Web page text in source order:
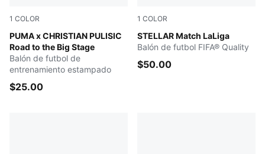
1 COLOR
PUMA x CHRISTIAN PULISIC
Road to the Big Stage
PUMA White-Blazing Blue-Fast Red
Balón de futbol de
entrenamiento estampado
$25.00
1 COLOR
STELLAR Match LaLiga
PUMA White-multicolor
Balón de futbol FIFA® Quality
$50.00